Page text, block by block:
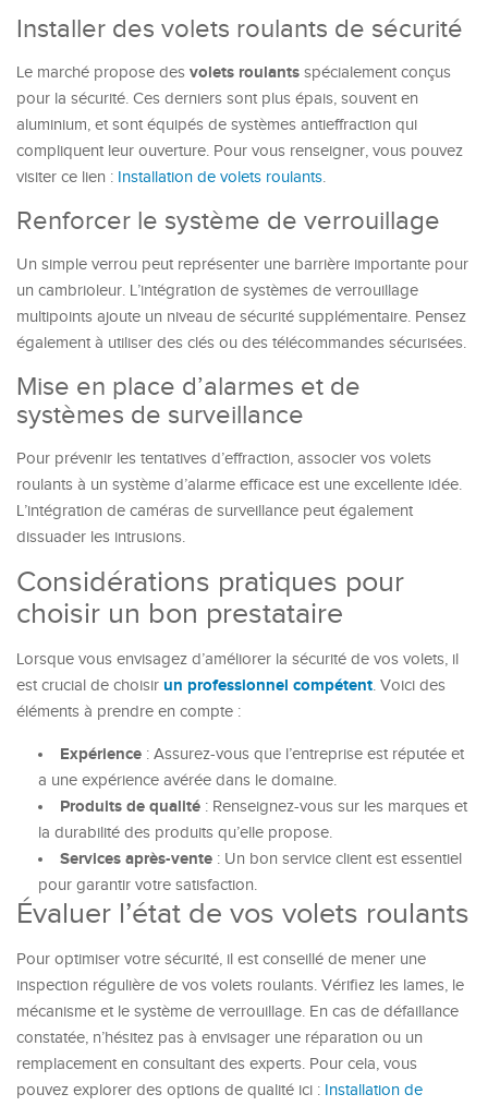
Installer des volets roulants de sécurité
Le marché propose des volets roulants spécialement conçus
pour la sécurité. Ces derniers sont plus épais, souvent en
aluminium, et sont équipés de systèmes antieffraction qui
compliquent leur ouverture. Pour vous renseigner, vous pouvez
visiter ce lien : Installation de volets roulants.
Renforcer le système de verrouillage
Un simple verrou peut représenter une barrière importante pour
un cambrioleur. L’intégration de systèmes de verrouillage
multipoints ajoute un niveau de sécurité supplémentaire. Pensez
également à utiliser des clés ou des télécommandes sécurisées.
Mise en place d’alarmes et de
systèmes de surveillance
Pour prévenir les tentatives d’effraction, associer vos volets
roulants à un système d’alarme efficace est une excellente idée.
L’intégration de caméras de surveillance peut également
dissuader les intrusions.
Considérations pratiques pour
choisir un bon prestataire
Lorsque vous envisagez d’améliorer la sécurité de vos volets, il
est crucial de choisir un professionnel compétent. Voici des
éléments à prendre en compte :
Expérience : Assurez-vous que l’entreprise est réputée et
a une expérience avérée dans le domaine.
Produits de qualité : Renseignez-vous sur les marques et
la durabilité des produits qu’elle propose.
Services après-vente : Un bon service client est essentiel
pour garantir votre satisfaction.
Évaluer l’état de vos volets roulants
Pour optimiser votre sécurité, il est conseillé de mener une
inspection régulière de vos volets roulants. Vérifiez les lames, le
mécanisme et le système de verrouillage. En cas de défaillance
constatée, n’hésitez pas à envisager une réparation ou un
remplacement en consultant des experts. Pour cela, vous
pouvez explorer des options de qualité ici : Installation de